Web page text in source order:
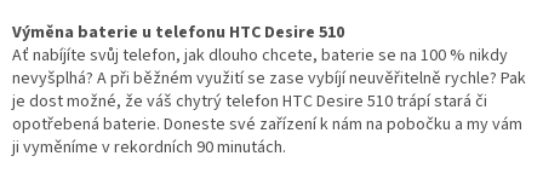
Výměna baterie u telefonu HTC Desire 510
Ať nabíjíte svůj telefon, jak dlouho chcete, baterie se na 100 % nikdy
nevyšplhá? A při běžném využití se zase vybíjí neuvěřitelně rychle? Pak
je dost možné, že váš chytrý telefon HTC Desire 510 trápí stará či
opotřebená baterie. Doneste své zařízení k nám na pobočku a my vám
ji vyměníme v rekordních 90 minutách.